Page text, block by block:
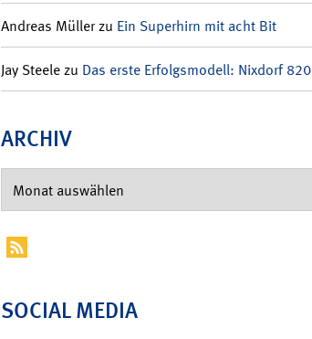
Andreas Müllerzu Ein Superhirn mit acht Bit
Jay Steelezu Das erste Erfolgsmodell: Nixdorf 820
ARCHIV
SOCIAL MEDIA